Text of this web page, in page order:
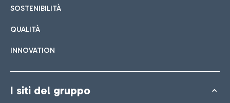
SOSTENIBILITÀ
QUALITÀ
INNOVATION
I siti del gruppo